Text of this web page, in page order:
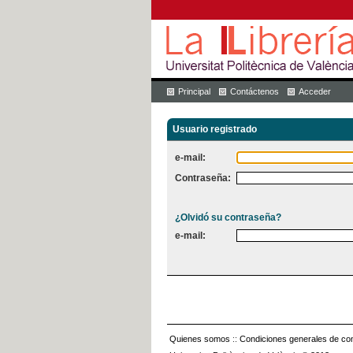
Principal Contáctenos Acceder
Usuario registrado
e-mail:
Contraseña:
¿Olvidó su contraseña?
e-mail:
Quienes somos :: Condiciones generales de